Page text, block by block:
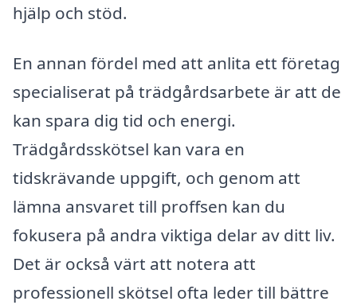
hjälp och stöd.
En annan fördel med att anlita ett företag
specialiserat på trädgårdsarbete är att de
kan spara dig tid och energi.
Trädgårdsskötsel kan vara en
tidskrävande uppgift, och genom att
lämna ansvaret till proffsen kan du
fokusera på andra viktiga delar av ditt liv.
Det är också värt att notera att
professionell skötsel ofta leder till bättre